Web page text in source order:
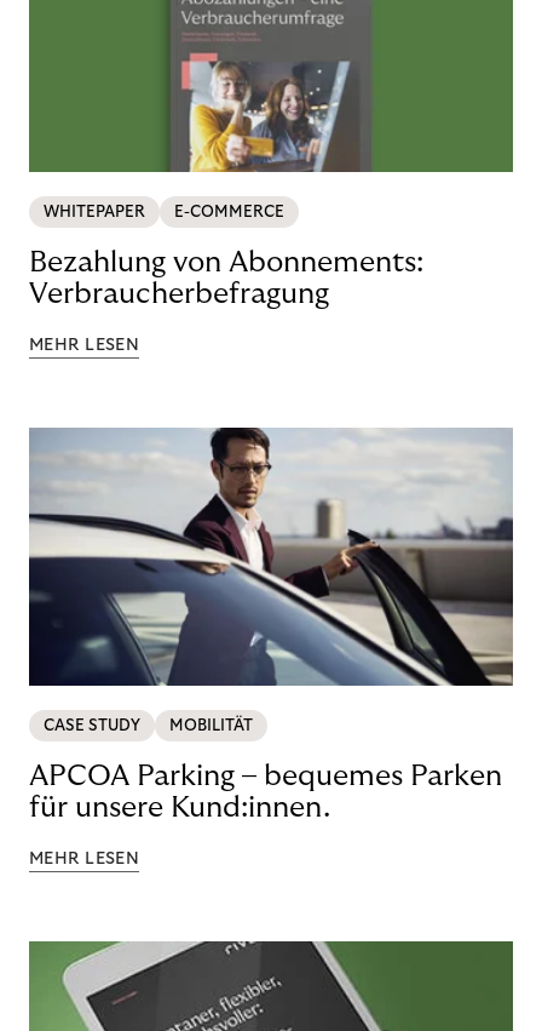
WHITEPAPER E-COMMERCE
Bezahlung von Abonnements:
Verbraucherbefragung
MEHR LESEN
CASE STUDY MOBILITÄT
APCOA Parking – bequemes Parken
für unsere Kund:innen.
MEHR LESEN